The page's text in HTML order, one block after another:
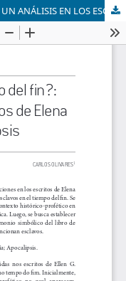
¿ESCLAVITUD EN EL TIEMPO DEL FIN?: UN ANÁLISIS EN LOS ESCRITOS DE ELENA G. DE WHITE Y EL APOCALIPSIS